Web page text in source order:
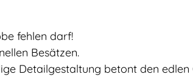
fehlen darf!
Besätzen.
Detailgestaltung betont den edlen